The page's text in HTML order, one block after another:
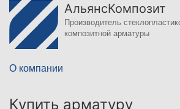
АльянсКомпозит
Производитель
композитной арматуры
О компании
Купить арматуру